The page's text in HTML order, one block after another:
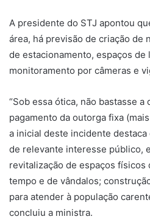
A presidente do STJ apontou
área, há previsão de criação de
de estacionamento, espaços de
monitoramento por câmeras e
“Sob essa ótica, não bastasse
pagamento da outorga fixa
a inicial deste incidente
de relevante interesse público,
revitalização de espaços físicos
tempo e de vândalos;
para atender à população
concluiu a ministra.